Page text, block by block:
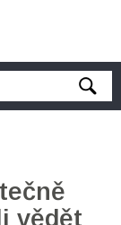
vědět